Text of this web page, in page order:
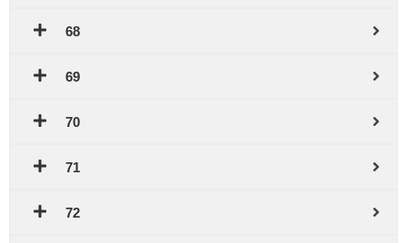
68
69
70
71
72